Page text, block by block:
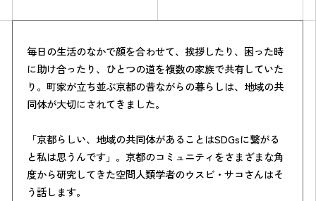
Simulation
CO₂削減効果を測る
Action list
アクションリスト
毎日の生活のなかで顔を合わせて、挨拶したり、困った時
に助け合ったり、ひとつの道を複数の家族で共有していた
り。町家が立ち並ぶ京都の昔ながらの暮らしは、地域の共
同体が大切にされてきました。
「京都らしい、地域の共同体があることはSDGsに繋がる
と私は思うんです」。京都のコミュニティをさまざまな角
度から研究してきた空間人類学者のウスビ・サコさんはそ
う話します。